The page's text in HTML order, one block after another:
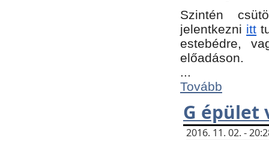
Szintén
jelentkezni itt
estebédre,
előadáson.
...
Tovább
G épület
2016. 11. 02. -